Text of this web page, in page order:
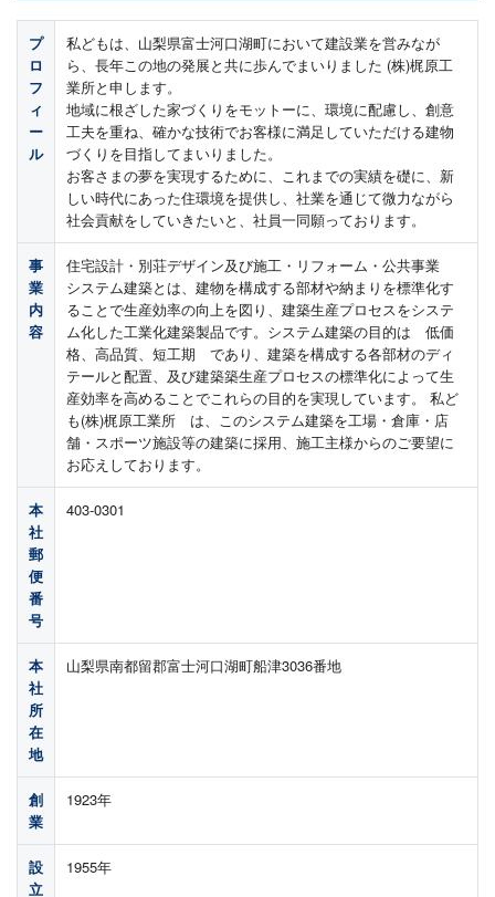
プ
ロ
フ
ィ
ー
ル
私どもは、山梨県富士河口湖町において建設業を営みなが
ら、長年この地の発展と共に歩んでまいりました (株)梶原工
業所と申します。
地域に根ざした家づくりをモットーに、環境に配慮し、創意
工夫を重ね、確かな技術でお客様に満足していただける建物
づくりを目指してまいりました。
お客さまの夢を実現するために、これまでの実績を礎に、新
しい時代にあった住環境を提供し、社業を通じて微力ながら
社会貢献をしていきたいと、社員一同願っております。
事
業
内
容
住宅設計・別荘デザイン及び施工・リフォーム・公共事業
システム建築とは、建物を構成する部材や納まりを標準化す
ることで生産効率の向上を図り、建築生産プロセスをシステ
ム化した工業化建築製品です。システム建築の目的は 低価
格、高品質、短工期 であり、建築を構成する各部材のディ
テールと配置、及び建築築生産プロセスの標準化によって生
産効率を高めることでこれらの目的を実現しています。 私ど
も(株)梶原工業所 は、このシステム建築を工場・倉庫・店
舗・スポーツ施設等の建築に採用、施工主様からのご要望に
お応えしております。
本
社
郵
便
番
号
403-0301
本
社
所
在
地
山梨県南都留郡富士河口湖町船津3036番地
創
業
1923年
設
立
1955年